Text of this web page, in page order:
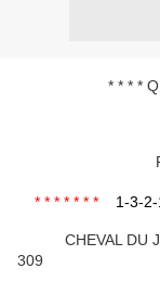
* * * *
R1 -
* * * * * * * 1-3-
CHEVAL DU
309